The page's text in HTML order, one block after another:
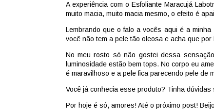
A experiência com o Esfoliante Maracujá
muito macia, muito macia mesmo, o efeito é
Lembrando que o falo a vocês aqui é a
você não tem a pele tão oleosa e acha que
No meu rosto só não gostei dessa
luminosidade estão bem tops. No corpo eu
é maravilhoso e a pele fica parecendo pele de
Você já conhecia esse produto? Tinha dúvidas
Por hoje é só, amores! Até o próximo post!